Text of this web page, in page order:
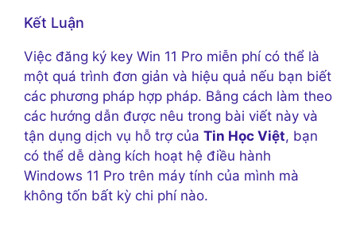
Kết Luận
Việc đăng ký key Win 11 Pro miễn phí có thể là
một quá trình đơn giản và hiệu quả nếu bạn biết
các phương pháp hợp pháp. Bằng cách làm theo
các hướng dẫn được nêu trong bài viết này và
tận dụng dịch vụ hỗ trợ của Tin Học Việt, bạn
có thể dễ dàng kích hoạt hệ điều hành
Windows 11 Pro trên máy tính của mình mà
không tốn bất kỳ chi phí nào.